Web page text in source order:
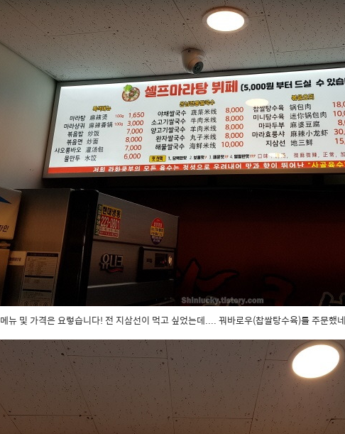
메뉴 및 가격은 요렇습니다! 전 지삼선이 먹고 싶었는데.... 꿔바로우(찹쌀탕수육)를 주문했